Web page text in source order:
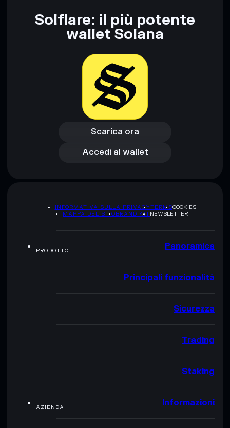
Disclaimer: Queste informazioni hanno esclusivamente scopi
Informati sempre autonomamente. Dati forniti da
Solflare: il più potente
wallet Solana
Scarica ora
Scarica ora
Accedi al wallet
Accedi al wallet
INFORMATIVA SULLA PRIVACYTERMSCOOKIES
MAPPA DEL SITOBRAND KITNEWSLETTER
PRODOTTO Panoramica
Principali funzionalità
Sicurezza
Trading
Staking
AZIENDA Informazioni